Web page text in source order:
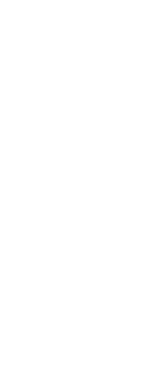
Датчик
FOTON
Датчик